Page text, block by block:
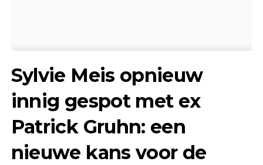
Sylvie Meis opnieuw
innig gespot met ex
Patrick Gruhn: een
nieuwe kans voor de